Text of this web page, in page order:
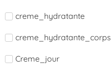
creme_hydratante
creme_hydratante_corps
Creme_jour